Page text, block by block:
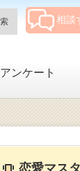
相談
アンケート